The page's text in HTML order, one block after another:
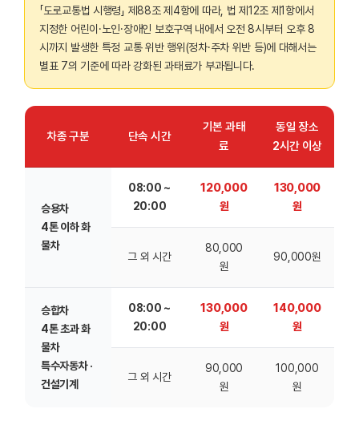
「도로교통법 시행령」 제88조 제4항에 따라, 법 제12조 제1항에서
지정한 어린이·노인·장애인 보호구역 내에서 오전 8시부터 오후 8
시까지 발생한 특정 교통 위반 행위(정차·주차 위반 등)에 대해서는
별표 7의 기준에 따라 강화된 과태료가 부과됩니다.
차종 구분 단속 시간
기본 과태
료
동일 장소
2시간 이상
승용차
4톤 이하 화
물차
08:00 ~
20:00
120,000
원
130,000
원
그 외 시간
80,000
원
90,000원
승합차
4톤 초과 화
물차
특수자동차 ·
건설기계
08:00 ~
20:00
130,000
원
140,000
원
그 외 시간
90,000
원
100,000
원